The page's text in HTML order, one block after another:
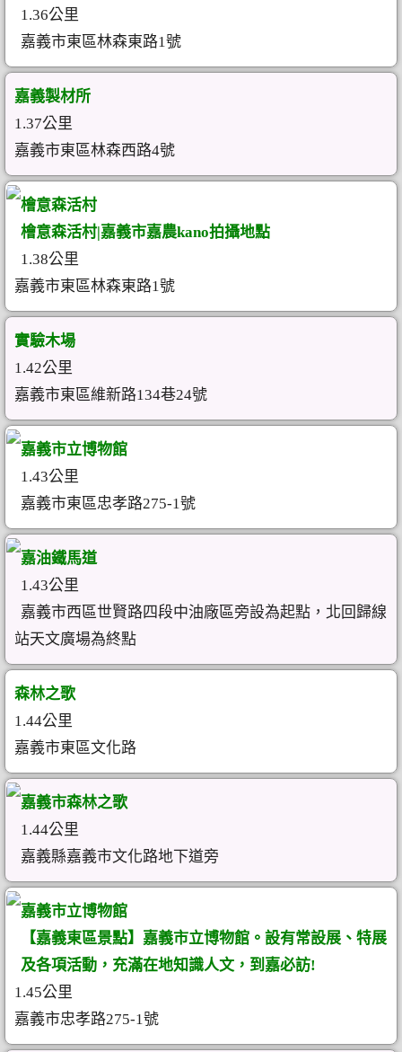
1.36公里
嘉義市東區林森東路1號
嘉義製材所
1.37公里
嘉義市東區林森西路4號
檜意森活村
檜意森活村|嘉義市嘉農kano拍攝地點
1.38公里
嘉義市東區林森東路1號
實驗木場
1.42公里
嘉義市東區維新路134巷24號
嘉義市立博物館
1.43公里
嘉義市東區忠孝路275-1號
嘉油鐵馬道
1.43公里
嘉義市西區世賢路四段中油廠區旁設為起點，北回歸線
站天文廣場為終點
森林之歌
1.44公里
嘉義市東區文化路
嘉義市森林之歌
1.44公里
嘉義縣嘉義市文化路地下道旁
嘉義市立博物館
【嘉義東區景點】嘉義市立博物館。設有常設展、特展
及各項活動，充滿在地知識人文，到嘉必訪!
1.45公里
嘉義市忠孝路275-1號